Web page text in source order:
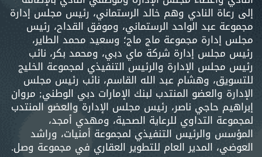
إلى رعاة النادي وهم خالد الرستماني، رئيس مجلس إدارة
مجموعة عبد الواحد الرستماني، وموفق القداح، رئيس
مجلس إدارة مجموعة ماج ماج؛ وسعيد محمد الطاير،
رئيس مجلس إدارة شركة ماي دبي، ومحمد بكر، نائب
رئيس مجلس الإدارة والرئيس التنفيذي لمجموعة الخليج
للتسويق، وهشام عبد الله القاسم، نائب رئيس مجلس
الإدارة والعضو المنتدب لبنك الإمارات دبي الوطني; مروان
إبراهيم حاجي ناصر، رئيس مجلس الإدارة والعضو المنتدب
لمجموعة التداوي للرعاية الصحية، ومهدي أمجد،
المؤسس والرئيس التنفيذي لمجموعة أمنيات، وراشد
العوضي، المدير العام للتطوير العقاري في مجموعة وصل.